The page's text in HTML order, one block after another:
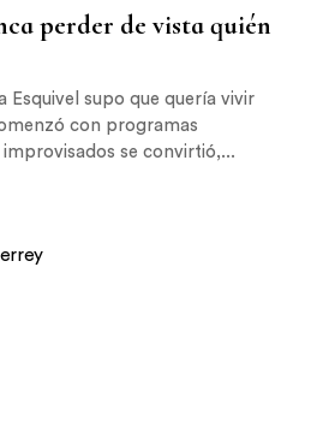
perder de vista quién
Esquivel supo que quería vivir
con programas
se convirtió,...